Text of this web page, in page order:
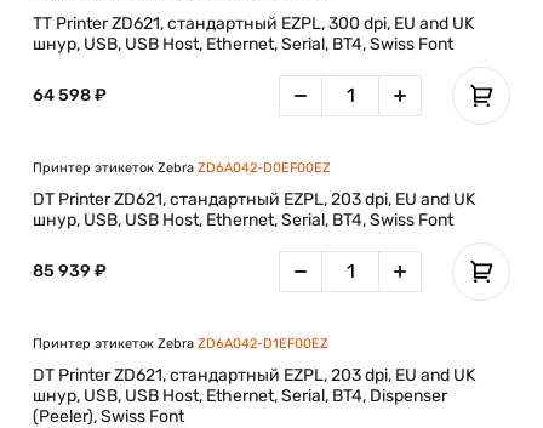
TT Printer ZD621, стандартный EZPL, 300 dpi, EU and UK
шнур, USB, USB Host, Ethernet, Serial, BT4, Swiss Font
64 598 ₽
Принтер этикеток Zebra ZD6A042-D0EF00EZ
DT Printer ZD621, стандартный EZPL, 203 dpi, EU and UK
шнур, USB, USB Host, Ethernet, Serial, BT4, Swiss Font
85 939 ₽
Принтер этикеток Zebra ZD6A042-D1EF00EZ
DT Printer ZD621, стандартный EZPL, 203 dpi, EU and UK
шнур, USB, USB Host, Ethernet, Serial, BT4, Dispenser
(Peeler), Swiss Font